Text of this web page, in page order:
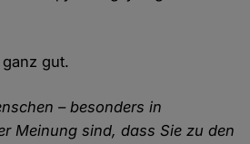
gut.
– besonders in
Meinung sind, dass Sie zu den